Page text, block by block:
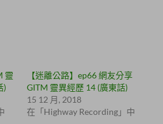
靈
)
【迷離公路】ep66 網友分享
GITM 靈異經歷 14 (廣東話)
15 12 月, 2018
在「Highway Recording」中